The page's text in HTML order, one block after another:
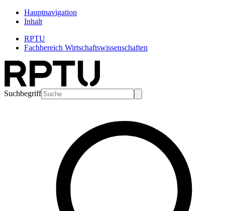
Hauptnavigation
Inhalt
RPTU
Fachbereich Wirtschaftswissenschaften
Suchbegriff